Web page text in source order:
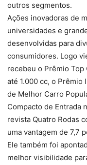
outros segmentos.
Ações inovadoras de
universidades e
desenvolvidas para
consumidores. Logo
recebeu o Prêmio Top
até 1.000 cc, o Prêmio
de Melhor Carro
Compacto de Entrada
revista Quatro Rodas
uma vantagem de 7,7
Ele também foi
melhor visibilidade